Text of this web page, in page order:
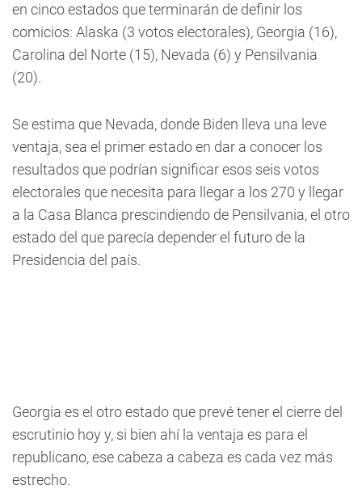
en cinco estados que terminarán de definir los
comicios: Alaska (3 votos electorales), Georgia (16),
Carolina del Norte (15), Nevada (6) y Pensilvania
(20).
Se estima que Nevada, donde Biden lleva una leve
ventaja, sea el primer estado en dar a conocer los
resultados que podrían significar esos seis votos
electorales que necesita para llegar a los 270 y llegar
a la Casa Blanca prescindiendo de Pensilvania, el otro
estado del que parecía depender el futuro de la
Presidencia del país.
Georgia es el otro estado que prevé tener el cierre del
escrutinio hoy y, si bien ahí la ventaja es para el
republicano, ese cabeza a cabeza es cada vez más
estrecho.